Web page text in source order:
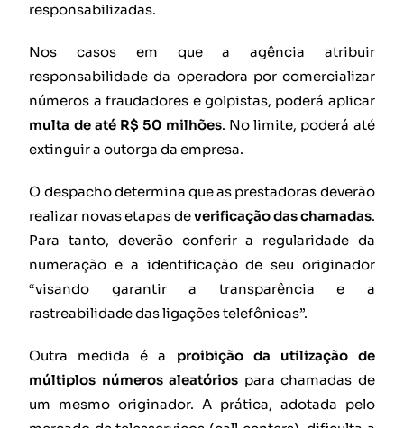
responsabilizadas.
Nos casos em que a agência atribuir
responsabilidade da operadora por comercializar
números a fraudadores e golpistas, poderá aplicar
multa de até R$ 50 milhões. No limite, poderá até
extinguir a outorga da empresa.
O despacho determina que as prestadoras deverão
realizar novas etapas deverificação das chamadas.
Para tanto, deverão conferir a regularidade da
numeração e a identificação de seu originador
“visando garantir a transparência e a
rastreabilidade das ligações telefônicas”.
Outra medida é a proibição da utilização de
múltiplos números aleatórios para chamadas de
um mesmo originador. A prática, adotada pelo